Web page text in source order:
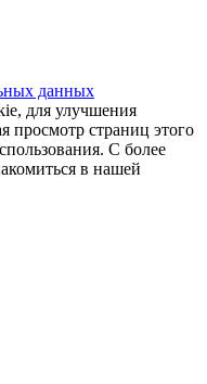
данных
для улучшения
просмотр страниц этого
С более
в нашей